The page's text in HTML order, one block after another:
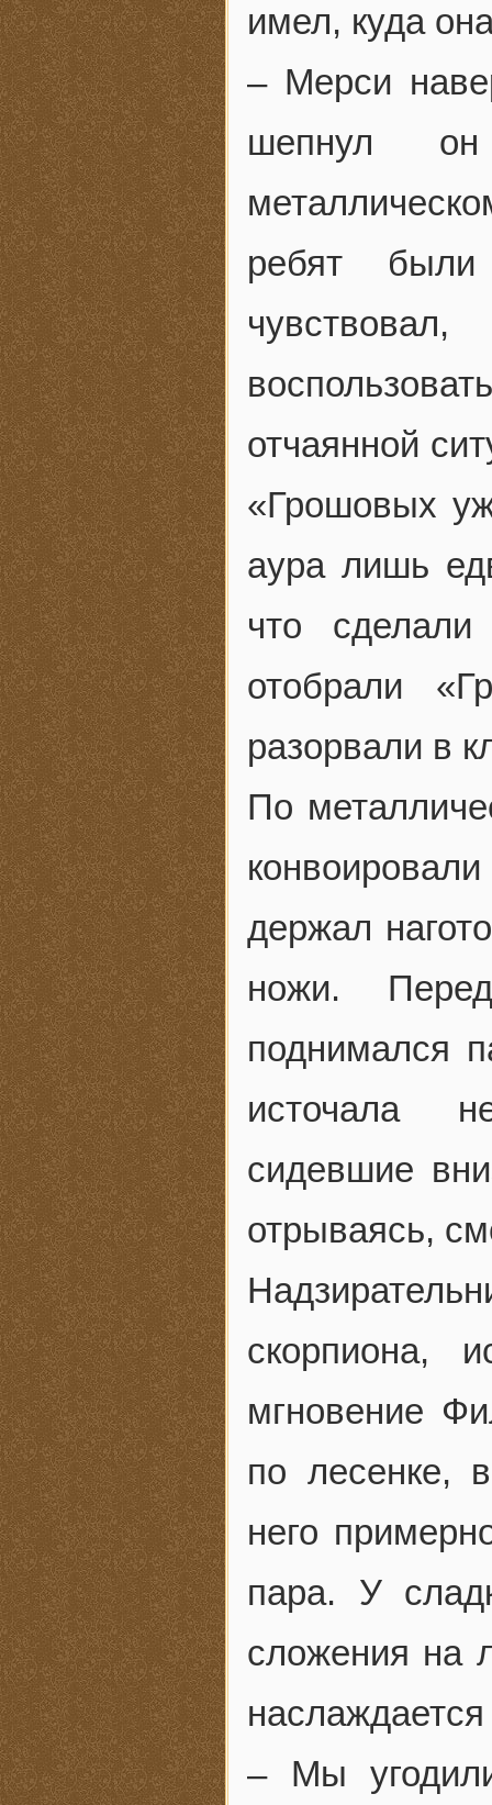
имел, куда
– Мерси
шепнул
ребят
отчаянной
«Грошовых
аура лишь
что
отобрали
разорвали в
По
держал
ножи.
поднимался
источала
сидевшие
отрываясь,
скорпиона,
мгновение
по лесенке,
него
пара. У
сложения на
– Мы